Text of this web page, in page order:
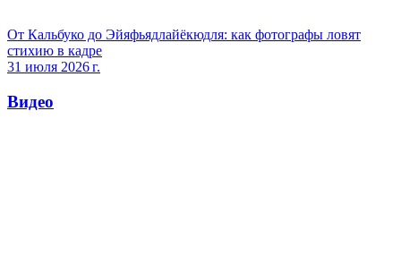
От Кальбуко до Эйяфьядлайёкюдля: как фотографы ловят
стихию в кадре
31 июля 2026 г.
Видео